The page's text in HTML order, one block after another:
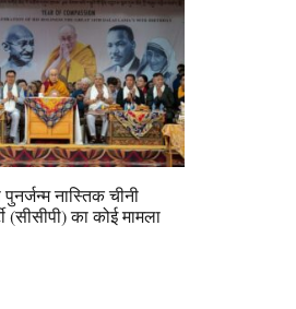
नास्तिक चीनी
(सीसीपी) का कोई मामला